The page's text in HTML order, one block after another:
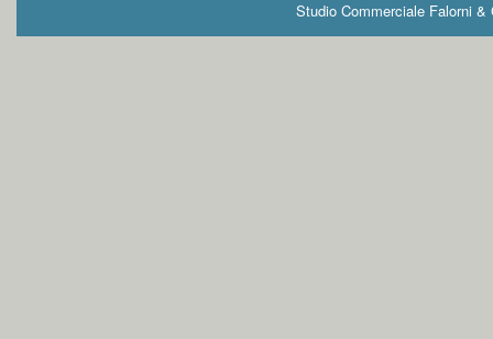
Studio Commerciale Falorni